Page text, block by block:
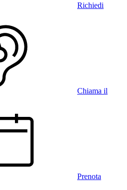
Richiedi
Chiama il
Prenota